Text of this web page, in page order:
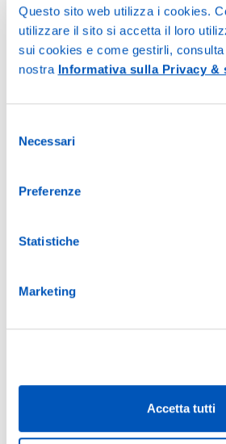
Questo sito web utilizza i cookies.
utilizzare il sito si accetta il loro
sui cookies e come gestirli, consulta
nostra Informativa sulla Privacy &
delNecessari
Preferenze
Statistiche
Marketing
Accetta tutti
23 Luglio 2026
Collutorio: a cosa serve, come si usa e
4 Maggio 2026
Trasloco o rinnovo in primavera? La
1956 – 2026: cosa è cambiato (davvero) nel